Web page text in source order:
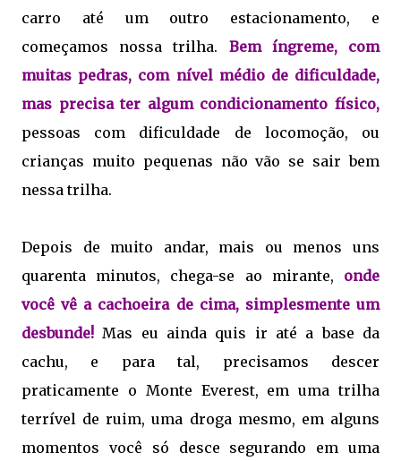
carro até um outro estacionamento, e
começamos nossa trilha. Bem íngreme, com
muitas pedras, com nível médio de dificuldade,
mas precisa ter algum condicionamento físico,
pessoas com dificuldade de locomoção, ou
crianças muito pequenas não vão se sair bem
nessa trilha.
Depois de muito andar, mais ou menos uns
quarenta minutos, chega-se ao mirante, onde
você vê a cachoeira de cima, simplesmente um
desbunde! Mas eu ainda quis ir até a base da
cachu, e para tal, precisamos descer
praticamente o Monte Everest, em uma trilha
terrível de ruim, uma droga mesmo, em alguns
momentos você só desce segurando em uma